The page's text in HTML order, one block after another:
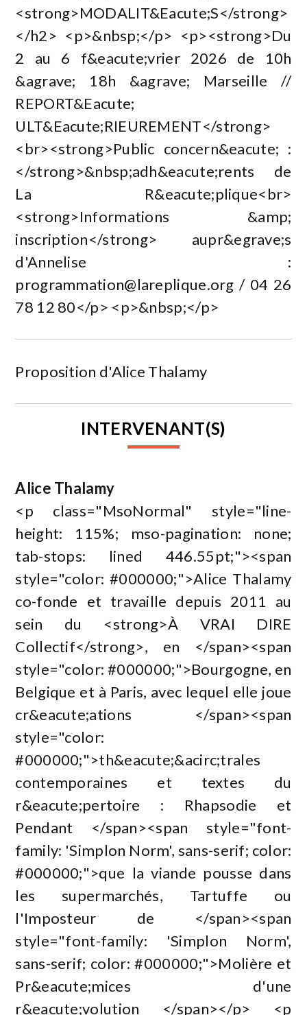
<strong>MODALIT&Eacute;S</strong>
</h2> <p>&nbsp;</p> <p><strong>Du
2 au 6 f&eacute;vrier 2026 de 10h
&agrave; 18h &agrave; Marseille //
REPORT&Eacute;
ULT&Eacute;RIEUREMENT</strong>
<br><strong>Public concern&eacute; :
</strong>&nbsp;adh&eacute;rents de
La R&eacute;plique<br>
<strong>Informations &amp;
inscription</strong> aupr&egrave;s
d'Annelise :
programmation@lareplique.org / 04 26
78 12 80</p> <p>&nbsp;</p>
Proposition d'Alice Thalamy
INTERVENANT(S)
Alice Thalamy
<p class="MsoNormal" style="line-
height: 115%; mso-pagination: none;
tab-stops: lined 446.55pt;"><span
style="color: #000000;">Alice Thalamy
co-fonde et travaille depuis 2011 au
sein du <strong>À VRAI DIRE
Collectif</strong>, en </span><span
style="color: #000000;">Bourgogne, en
Belgique et à Paris, avec lequel elle joue
cr&eacute;ations </span><span
style="color:
#000000;">th&eacute;&acirc;trales
contemporaines et textes du
r&eacute;pertoire : Rhapsodie et
Pendant </span><span style="font-
family: 'Simplon Norm', sans-serif; color:
#000000;">que la viande pousse dans
les supermarchés, Tartuffe ou
l'Imposteur de </span><span
style="font-family: 'Simplon Norm',
sans-serif; color: #000000;">Molière et
Pr&eacute;mices d'une
r&eacute;volution </span></p> <p